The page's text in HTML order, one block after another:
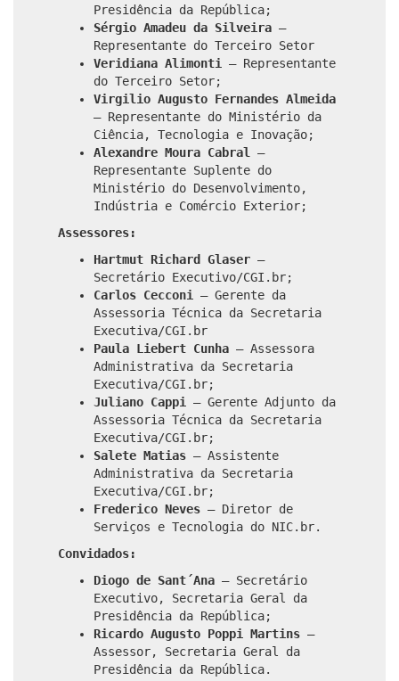
Presidência da República;
Sérgio Amadeu da Silveira –
Representante do Terceiro Setor
Veridiana Alimonti
– Representante
do Terceiro Setor;
Virgilio Augusto Fernandes Almeida
– Representante do Ministério da
Ciência, Tecnologia e Inovação;
Alexandre Moura Cabral
–
Representante Suplente do
Ministério do Desenvolvimento,
Indústria e Comércio Exterior;
Assessores:
Hartmut Richard Glaser –
Secretário Executivo/CGI.br;
Carlos Cecconi
– Gerente da
Assessoria Técnica da Secretaria
Executiva/CGI.br
Paula Liebert Cunha – Assessora
Administrativa da Secretaria
Executiva/CGI.br;
Juliano Cappi
– Gerente Adjunto da
Assessoria Técnica da Secretaria
Executiva/CGI.br;
Salete Matias – Assistente
Administrativa da Secretaria
Executiva/CGI.br;
Frederico Neves – Diretor de
Serviços e Tecnologia do NIC.br.
Convidados:
Diogo de Sant´Ana – Secretário
Executivo, Secretaria Geral da
Presidência da República;
Ricardo Augusto Poppi Martins –
Assessor, Secretaria Geral da
Presidência da República.